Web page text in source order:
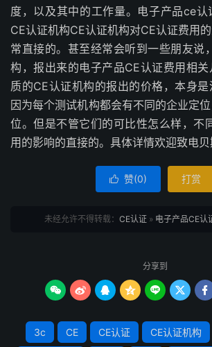
度，以及其中的工作量。电子产品ce认
CE认证机构CE认证机构对CE认证费用
常直接的。甚至经常会听到一些朋友说
构，报出来的电子产品CE认证费用相
质的CE认证机构的报出的价格，本身是
因为每个测试机构都会有不同的企业定
位。但是不管它们的可比性怎么样，不
用的影响的直接的。具体详情欢迎致电贝
 赞(0) 打赏
未经允许不得转载： CE认证 » 电子产品CE认
分享到
      
3c CE CE认证 CE认证机构